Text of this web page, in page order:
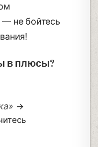
не бойтесь
в плюсы?
→